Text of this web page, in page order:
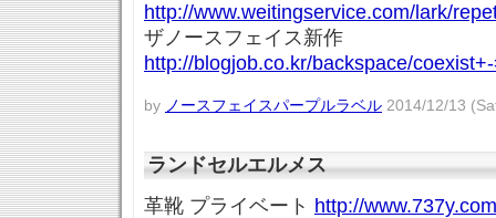
http://www.weitingservice.com/lark/
ザノースフェイス新作
http://blogjob.co.kr/backspace/
by ノースフェイスパープルラベル 2014/12/13
ランドセルエルメス
革靴 プライベート http://